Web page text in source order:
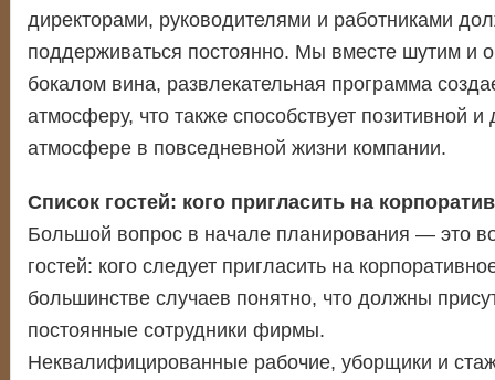
директорами, руководителями и работниками
поддерживаться постоянно. Мы вместе шутим и
бокалом вина, развлекательная программа
атмосферу, что также способствует позитивной
атмосфере в повседневной жизни компании.
Список гостей: кого пригласить на
Большой вопрос в начале планирования — это
гостей: кого следует пригласить на
большинстве случаев понятно, что должны
постоянные сотрудники фирмы.
Неквалифицированные рабочие, уборщики и